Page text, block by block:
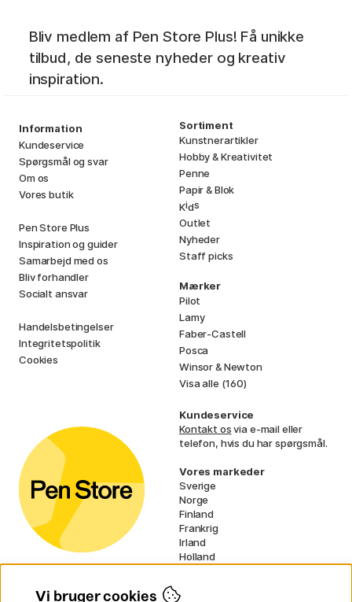
Bliv medlem af Pen Store Plus! Få unikke
tilbud, de seneste nyheder og kreativ
inspiration.
Information
Kundeservice
Spørgsmål og svar
Om os
Vores butik
Pen Store Plus
Inspiration og guider
Samarbejd med os
Bliv forhandler
Socialt ansvar
Handelsbetingelser
Integritetspolitik
Cookies
Sortiment
Kunstnerartikler
Hobby & Kreativitet
Penne
Papir & Blok
Kids
Outlet
Nyheder
Staff picks
Mærker
Pilot
Lamy
Faber-Castell
Posca
Winsor & Newton
Visa alle (160)
Kundeservice
Kontakt osvia e-mail eller
telefon, hvis du har spørgsmål.
Vores markeder
Sverige
Norge
Finland
Frankrig
Irland
Holland
EU
Vi bruger cookies